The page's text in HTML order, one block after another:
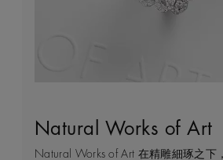
Natural Works of Art
Natural Works of Art 在精雕細琢之下
鑽石珠寶創作的藝術
De Beers 作為鑽石珠寶藝術的領導者
建設永恒
我們每天都能親眼目感受天然美鑽何
客戶服務
不論您身處家中或到訪我們其中一間